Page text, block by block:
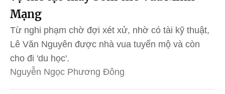
Mạng
Từ nghi phạm chờ đợi xét xử, nhờ có tài kỹ thuật,
Lê Văn Nguyên được nhà vua tuyển mộ và còn
cho đi 'du học'.
Nguyễn Ngọc Phương Đông